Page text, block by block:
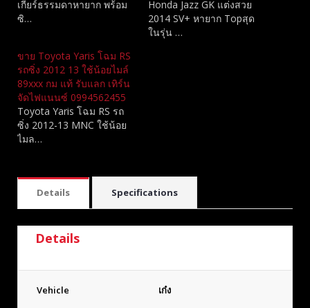
เกียร์ธรรมดาหายาก พร้อม
ซิ…
Honda Jazz GK แต่งสวย
2014 SV+ หายาก Topสุด
ในรุ่น …
ขาย Toyota Yaris โฉม RS
รถซิ่ง 2012 13 ใช้น้อยไมล์
89xxx กม แท้ รับแลก เทิร์น
จัดไฟแนนซ์ 0994562455
Toyota Yaris โฉม RS รถ
ซิ่ง 2012-13 MNC​ ใช้น้อย
ไมล…
Details Specifications
Details
Vehicle เก๋ง